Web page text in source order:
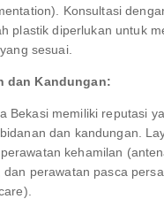
Konsultasi
plastik diperlukan untuk
sesuai.
dan Kandungan:
Bekasi memiliki reputasi
dan kandungan.
kehamilan
dan perawatan pasca